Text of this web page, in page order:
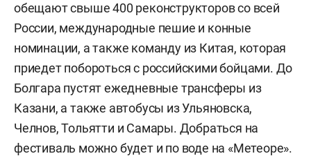
обещают свыше 400 реконструкторов со всей
России, международные пешие и конные
номинации, а также команду из Китая, которая
приедет побороться с российскими бойцами. До
Болгара пустят ежедневные трансферы из
Казани, а также автобусы из Ульяновска,
Челнов, Тольятти и Самары. Добраться на
фестиваль можно будет и по воде на «Метеоре».